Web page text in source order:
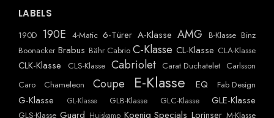
LABELS
190D 190E 4-Matic 6-Türer A-Klasse AMG B-Klasse Binz
Boonacker Brabus Bähr Cabrio C-Klasse CL-Klasse CLA-Klasse
CLK-Klasse CLS-Klasse Cabriolet Carat Duchatelet Carlsson
Caro
Chameleon Coupe E-Klasse EQ Fab Design
G-Klasse GL-Klasse GLB-Klasse GLC-Klasse GLE-Klasse
GLS-Klasse Guard Huiskamp Koenig Specials Lorinser M-Klasse